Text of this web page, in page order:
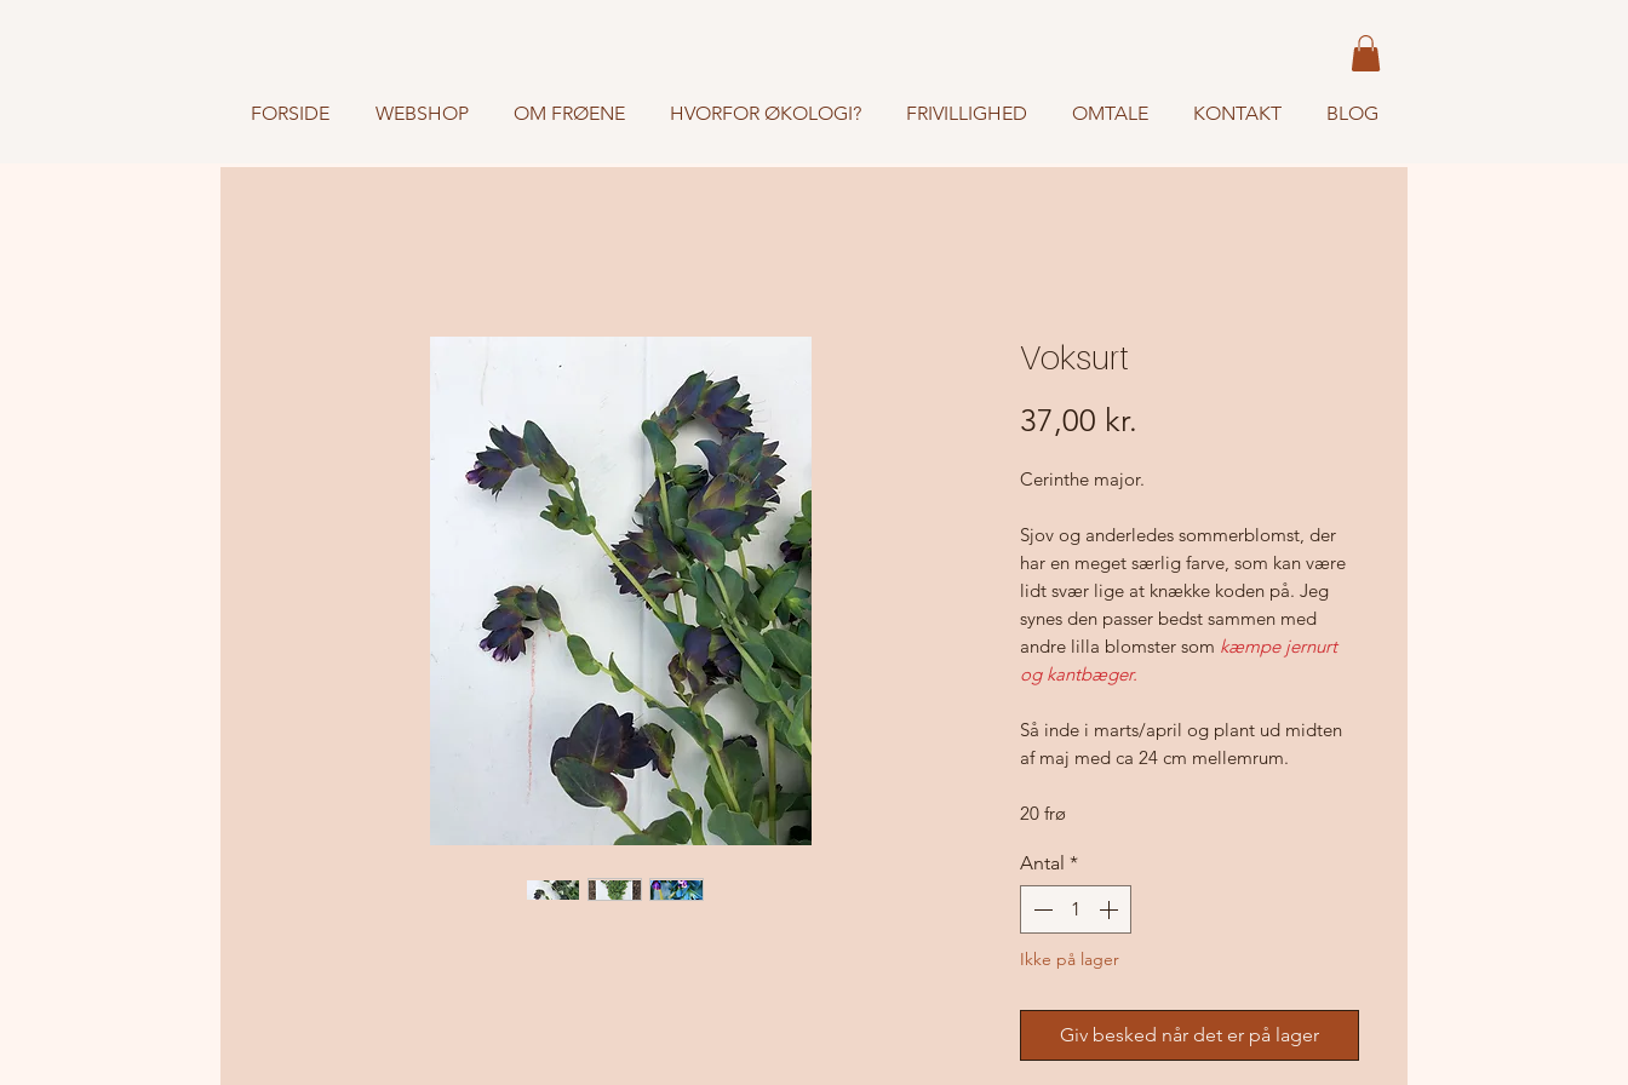
FORSIDE WEBSHOP OM FRØENE HVORFOR ØKOLOGI? FRIVILLIGHED OMTALE KONTAKT BLOG
Voksurt
37,00 kr.
Cerinthe major.
Sjov og anderledes sommerblomst, der
har en meget særlig farve, som kan være
lidt svær lige at knække koden på. Jeg
synes den passer bedst sammen med
andre lilla blomster som kæmpe jernurt
og kantbæger.
Så inde i marts/april og plant ud midten
af maj med ca 24 cm mellemrum.
20 frø
Antal *
Ikke på lager
Giv besked når det er på lager